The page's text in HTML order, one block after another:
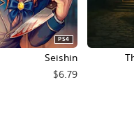
Seishin
PS4
$6.79